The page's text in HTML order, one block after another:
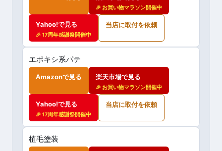
🎉 お買い物マラソン開催中
Yahoo!で見る
🎉 17周年感謝祭開催中
当店に取付を依頼
エポキシ系パテ
Amazonで見る 楽天市場で見る
🎉 お買い物マラソン開催中
Yahoo!で見る
🎉 17周年感謝祭開催中
当店に取付を依頼
植毛塗装